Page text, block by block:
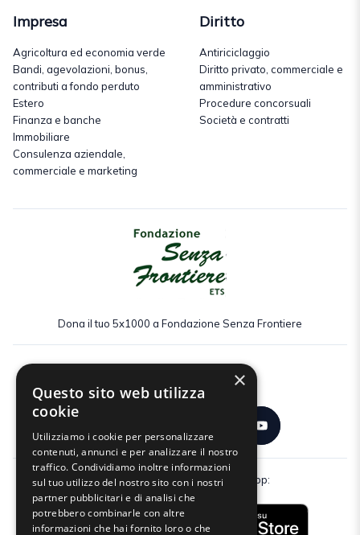
Impresa
Agricoltura ed economia verde
Bandi, agevolazioni, bonus,
contributi a fondo perduto
Estero
Finanza e banche
Immobiliare
Consulenza aziendale,
commerciale e marketing
Diritto
Antiriciclaggio
Diritto privato, commerciale e
amministrativo
Procedure concorsuali
Società e contratti
Dona il tuo 5x1000 a Fondazione Senza Frontiere
Scarica gratuitamente la nostra app:
×
Questo sito web utilizza
cookie
Utilizziamo i cookie per personalizzare
contenuti, annunci e per analizzare il nostro
traffico. Condividiamo inoltre informazioni
sul tuo utilizzo del nostro sito con i nostri
partner pubblicitari e di analisi che
potrebbero combinarle con altre
informazioni che hai fornito loro o che